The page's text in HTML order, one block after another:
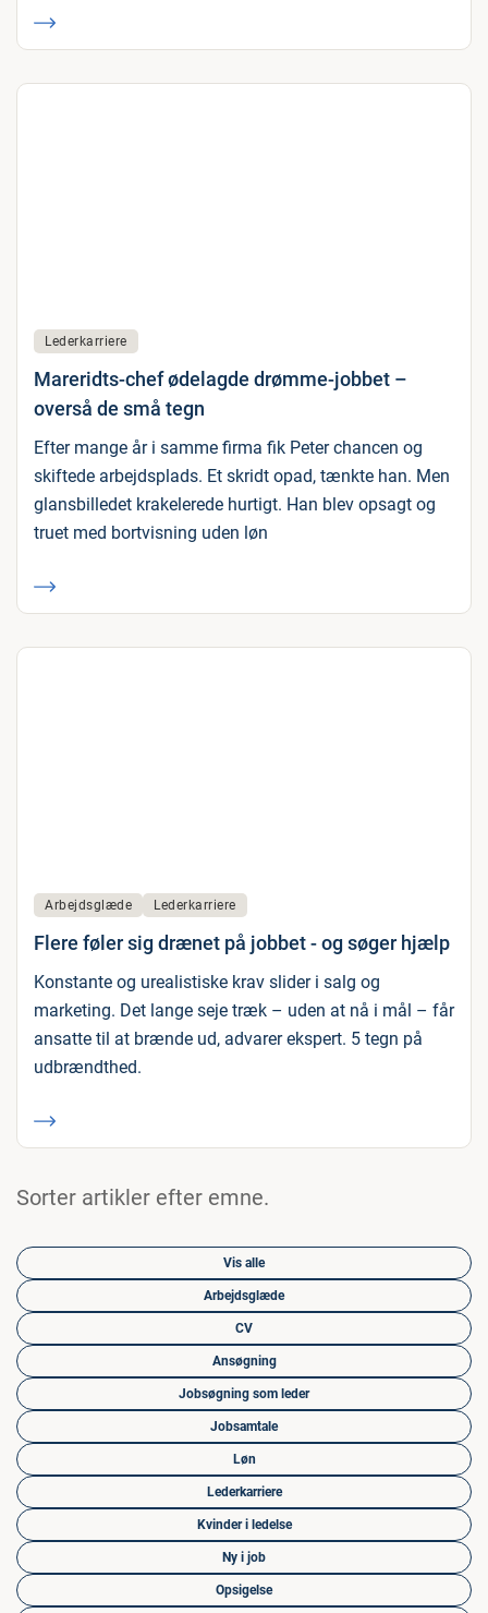
Lederkarriere
Mareridts-chef ødelagde drømme-jobbet –
overså de små tegn
Efter mange år i samme firma fik Peter chancen og
skiftede arbejdsplads. Et skridt opad, tænkte han. Men
glansbilledet krakelerede hurtigt. Han blev opsagt og
truet med bortvisning uden løn
Arbejdsglæde Lederkarriere
Flere føler sig drænet på jobbet - og søger hjælp
Konstante og urealistiske krav slider i salg og
marketing. Det lange seje træk – uden at nå i mål – får
ansatte til at brænde ud, advarer ekspert. 5 tegn på
udbrændthed.
Sorter artikler efter emne.
Vis alle
Arbejdsglæde
CV
Ansøgning
Jobsøgning som leder
Jobsamtale
Løn
Lederkarriere
Kvinder i ledelse
Ny i job
Opsigelse